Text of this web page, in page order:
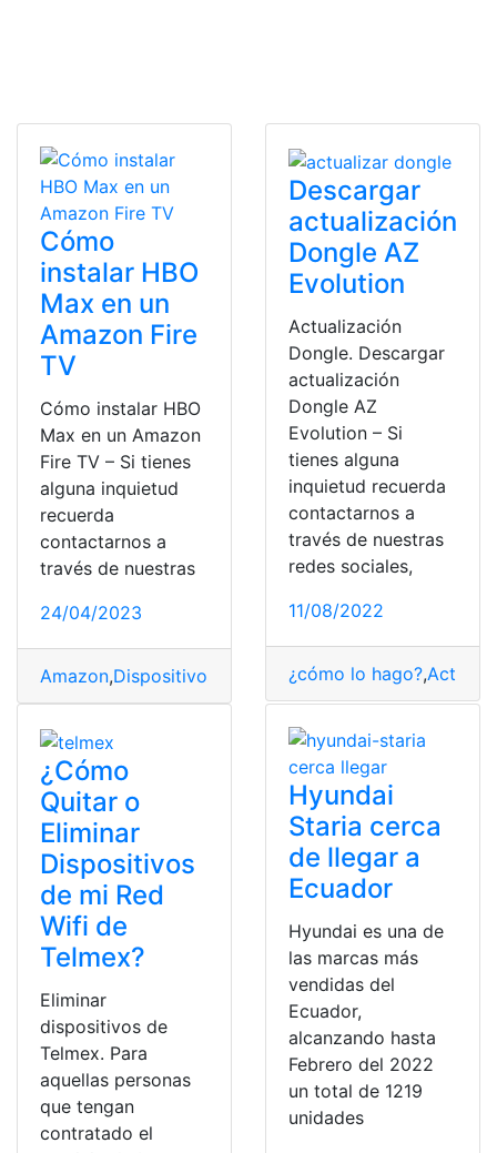
Cómo
instalar HBO
Max en un
Amazon Fire
TV
Cómo instalar HBO
Max en un Amazon
Fire TV – Si tienes
alguna inquietud
recuerda
contactarnos a
través de nuestras
24/04/2023
Amazon,Dispositivos Fire TV,HBO,HBO Max,
Descargar
actualización
Dongle AZ
Evolution
Actualización
Dongle. Descargar
actualización
Dongle AZ
Evolution – Si
tienes alguna
inquietud recuerda
contactarnos a
través de nuestras
redes sociales,
11/08/2022
¿cómo lo hago?,
¿Cómo
Quitar o
Eliminar
Dispositivos
de mi Red
Wifi de
Telmex?
Eliminar
dispositivos de
Telmex. Para
aquellas personas
que tengan
contratado el
Hyundai
Staria cerca
de llegar a
Ecuador
Hyundai es una de
las marcas más
vendidas del
Ecuador,
alcanzando hasta
Febrero del 2022
un total de 1219
unidades